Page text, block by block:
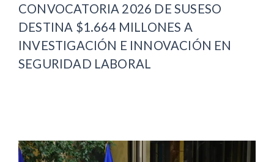
CONVOCATORIA 2026 DE SUSESO
DESTINA $1.664 MILLONES A
INVESTIGACIÓN E INNOVACIÓN EN
SEGURIDAD LABORAL